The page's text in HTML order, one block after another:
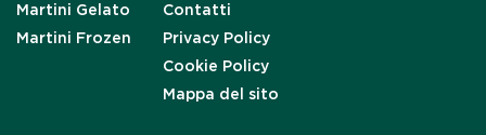
Martini Gelato
Martini Frozen
Contatti
Privacy Policy
Cookie Policy
Mappa del sito